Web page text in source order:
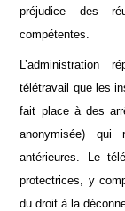
préjudice des
compétentes.
L’administration
télétravail que les
fait place à des
anonymisée) qui
antérieures. Le
protectrices, y
du droit à la